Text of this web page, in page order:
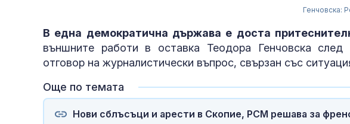
Генчовска:
В една демократична държава е доста
външните работи в оставка Теодора Генчовска
отговор на журналистически въпрос, свързан със
Още по темата
Нови сблъсъци и арести в Скопие, РСМ решава за